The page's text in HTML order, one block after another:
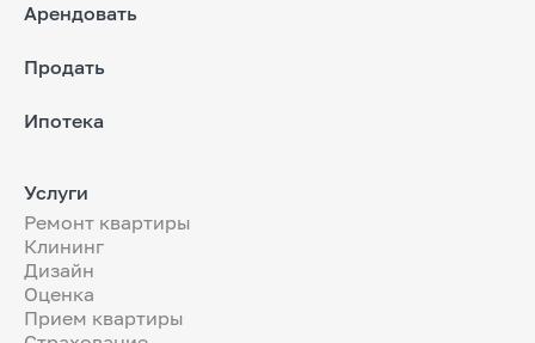
Арендовать
Продать
Ипотека
Услуги
Ремонт квартиры
Клининг
Дизайн
Оценка
Прием квартиры